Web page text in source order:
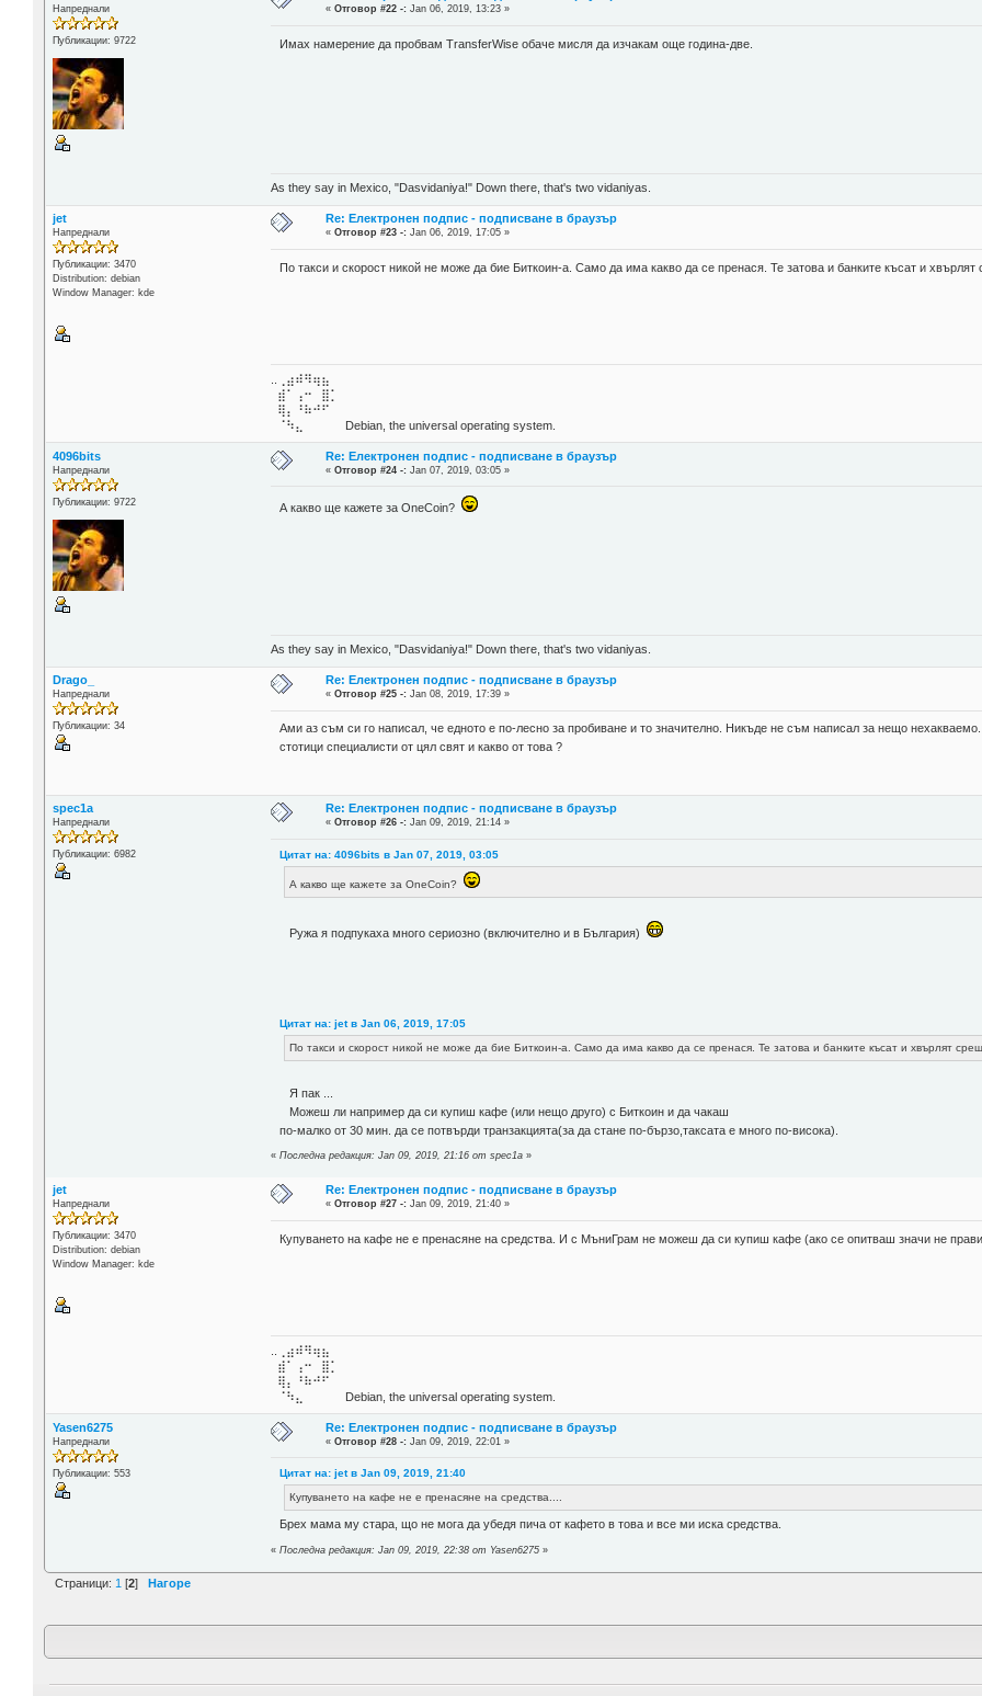
Напреднали
Публикации: 9722
«Отговор #22 -: Jan 06, 2019, 13:23 »
Имах намерение да пробвам ТransferWise обаче мисля да изчакам още година-две.
As they say in Mexico, "Dasvidaniya!" Down there, that's two vidaniyas.
jet
Напреднали
Публикации: 3470
Distribution: debian
Window Manager: kde
Re: Електронен подпис - подписване в браузър
«Отговор #23 -: Jan 06, 2019, 17:05 »
По такси и скорост никой не може да бие Биткоин-а. Само да има какво да се пренася. Те затова и банките късат и хвърлят
..⢀⣴⠾⠻⢶⣦⠀
⣾⠁⢠⠒⠀⣿⡁
⢿⡄⠘⠷⠚⠋
⠈⠳⣄⠀⠀⠀⠀ Debian, the universal operating system.
4096bits
Напреднали
Публикации: 9722
Re: Електронен подпис - подписване в браузър
«Отговор #24 -: Jan 07, 2019, 03:05 »
А какво ще кажете за OneCoin?
As they say in Mexico, "Dasvidaniya!" Down there, that's two vidaniyas.
Drago_
Напреднали
Публикации: 34
Re: Електронен подпис - подписване в браузър
«Отговор #25 -: Jan 08, 2019, 17:39 »
Ами аз съм си го написал, че едното е по-лесно за пробиване и то значително. Никъде не съм написал за нещо
стотици специалисти от цял свят и какво от това ?
spec1a
Напреднали
Публикации: 6982
Re: Електронен подпис - подписване в браузър
«Отговор #26 -: Jan 09, 2019, 21:14 »
Цитат на: 4096bits в Jan 07, 2019, 03:05
А какво ще кажете за OneCoin?
Ружа я подпукаха много сериозно (включително и в България)
Цитат на: jet в Jan 06, 2019, 17:05
По такси и скорост никой не може да бие Биткоин-а. Само да има какво да се пренася. Те затова и банките късат и хвърлят
Я пак ...
Можеш ли например да си купиш кафе (или нещо друго) с Биткоин и да чакаш
по-малко от 30 мин. да се потвърди транзакцията(за да стане по-бързо,таксата е много по-висока).
«Последна редакция: Jan 09, 2019, 21:16 от spec1a »
jet
Напреднали
Публикации: 3470
Distribution: debian
Window Manager: kde
Re: Електронен подпис - подписване в браузър
«Отговор #27 -: Jan 09, 2019, 21:40 »
Купуването на кафе не е пренасяне на средства. И с МъниГрам не можеш да си купиш кафе (ако се опитваш значи не
..⢀⣴⠾⠻⢶⣦⠀
⣾⠁⢠⠒⠀⣿⡁
⢿⡄⠘⠷⠚⠋
⠈⠳⣄⠀⠀⠀⠀ Debian, the universal operating system.
Yasen6275
Напреднали
Публикации: 553
Re: Електронен подпис - подписване в браузър
«Отговор #28 -: Jan 09, 2019, 22:01 »
Цитат на: jet в Jan 09, 2019, 21:40
Купуването на кафе не е пренасяне на средства....
Брех мама му стара, що не мога да убедя пича от кафето в това и все ми иска средства.
«Последна редакция: Jan 09, 2019, 22:38 от Yasen6275 »
Страници: 1 [2] Нагоре